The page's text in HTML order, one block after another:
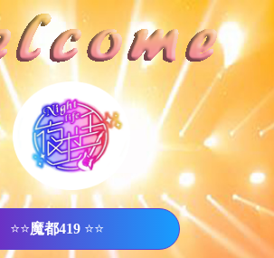
⭐⭐魔都419 ⭐⭐